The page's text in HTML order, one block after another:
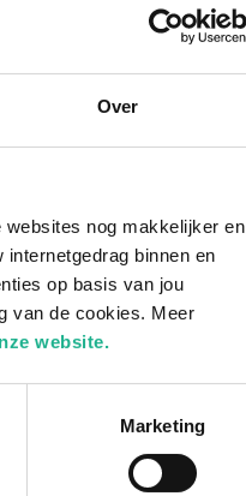
Over
nog makkelijker en
binnen en
op basis van jou
van de cookies. Meer
website.
Marketing